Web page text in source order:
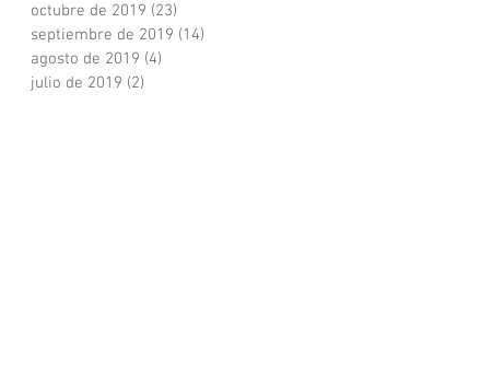
octubre de 2019 (23)
septiembre de 2019 (14)
agosto de 2019 (4)
julio de 2019 (2)